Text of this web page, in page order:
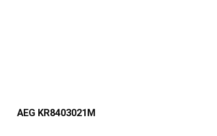
AEG KR8403021M